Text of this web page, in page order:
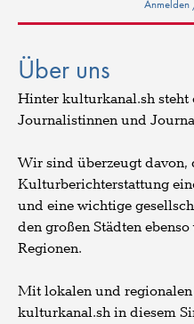
Anmelden
Über uns
Hinter kulturkanal.sh steht
Journalistinnen und
Wir sind überzeugt davon,
Kulturberichterstattung
und eine wichtige
den großen Städten
Regionen.
Mit lokalen und
kulturkanal.sh in diesem